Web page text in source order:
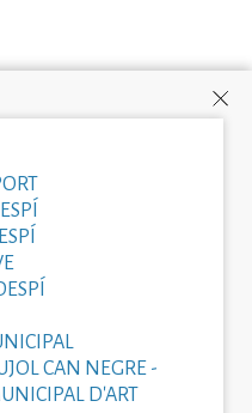
CAN NEGRE -
D'ART